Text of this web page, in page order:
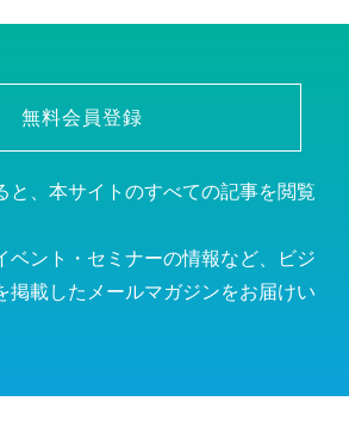
無料会員登録
と、本サイトのすべての記事を閲覧
ベント・セミナーの情報など、ビジ
掲載したメールマガジンをお届けい